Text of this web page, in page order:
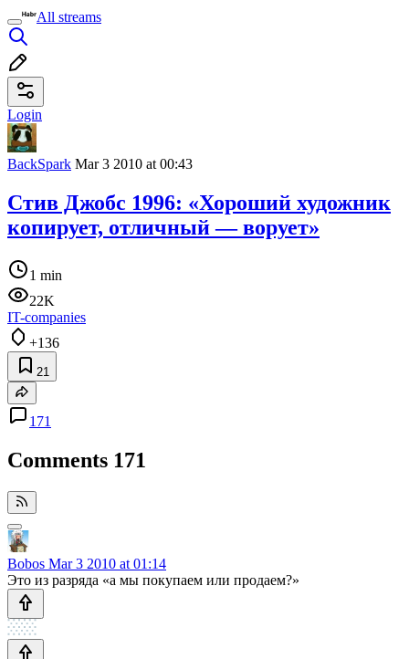
All streams
Login
BackSpark Mar 3 2010 at 00:43
Стив Джобс 1996: «Хороший художник
копирует, отличный — ворует»
1 min
22K
IT-companies
+136
21
171
Comments 171
Bobos Mar 3 2010 at 01:14
Это из разряда «а мы покупаем или продаем?»